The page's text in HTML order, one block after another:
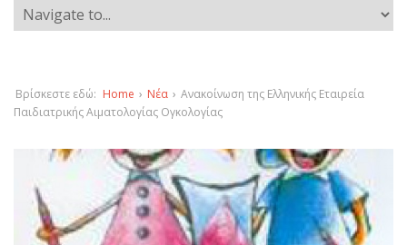
Βρίσκεστε εδώ: Home › Νέα › Ανακοίνωση της Ελληνικής Εταιρεία
Παιδιατρικής Αιματολογίας Ογκολογίας